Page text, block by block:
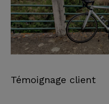
Témoignage client